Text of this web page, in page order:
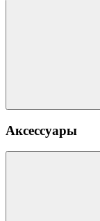
Аксессуары